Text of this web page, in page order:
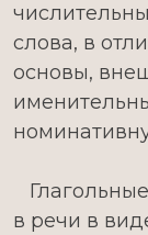
слова, в
основы,
в речи в